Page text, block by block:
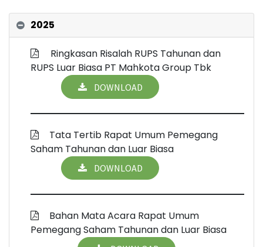
2025
Ringkasan Risalah RUPS Tahunan dan
RUPS Luar Biasa PT Mahkota Group Tbk
DOWNLOAD
Tata Tertib Rapat Umum Pemegang
Saham Tahunan dan Luar Biasa
DOWNLOAD
Bahan Mata Acara Rapat Umum
Pemegang Saham Tahunan dan Luar Biasa